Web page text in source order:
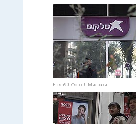
Flash90. Фото: Л.Мизрахи